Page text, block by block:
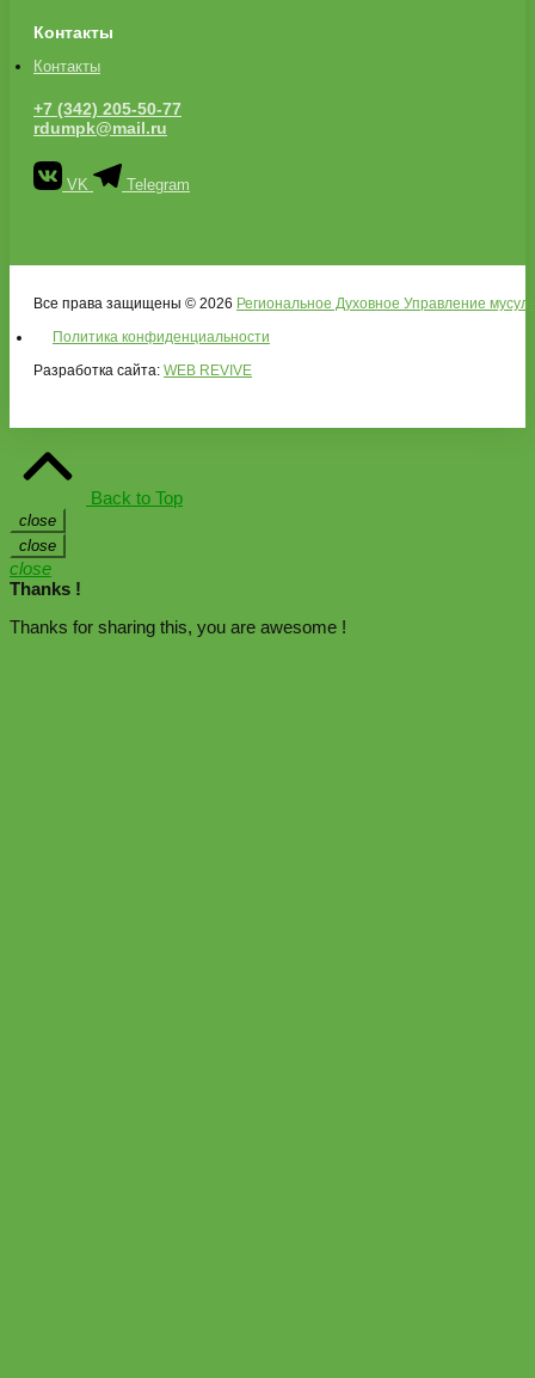
Контакты
Контакты
+7 (342) 205-50-77
rdumpk@mail.ru
VK Telegram
Все права защищены © 2026 Региональное Духовное Управление
Политика конфиденциальности
Разработка сайта: WEB REVIVE
Back to Top
close
close
close
Thanks !
Thanks for sharing this, you are awesome !